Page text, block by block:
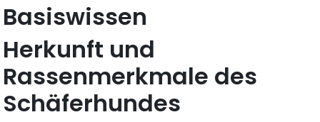
Basiswissen
Herkunft und
Rassenmerkmale des
Schäferhundes